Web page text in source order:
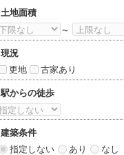
土地面積
～
現況
更地
古家あり
駅からの徒歩
建築条件
指定しない
あり なし